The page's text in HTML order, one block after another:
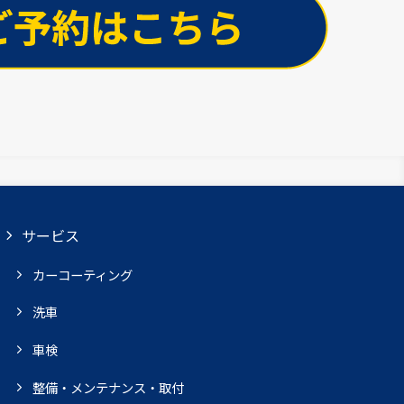
サービス
カーコーティング
洗車
車検
整備・メンテナンス・取付